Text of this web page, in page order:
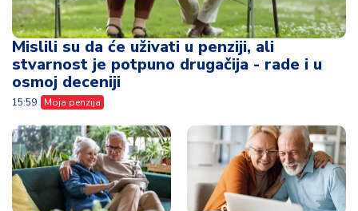
Mislili su da će uživati u penziji, ali
stvarnost je potpuno drugačija - rade i u
osmoj deceniji
15:59 Moja penzija